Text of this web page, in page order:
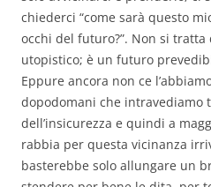
chiederci “come sarà questo
occhi del futuro?”. Non si
utopistico; è un futuro
Eppure ancora non ce
dopodomani che intravediamo
dell’insicurezza e quindi a
rabbia per questa vicinanza
basterebbe solo allungare un